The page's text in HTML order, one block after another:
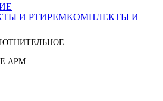
РЕМКОМПЛЕКТЫ И
АРМ.